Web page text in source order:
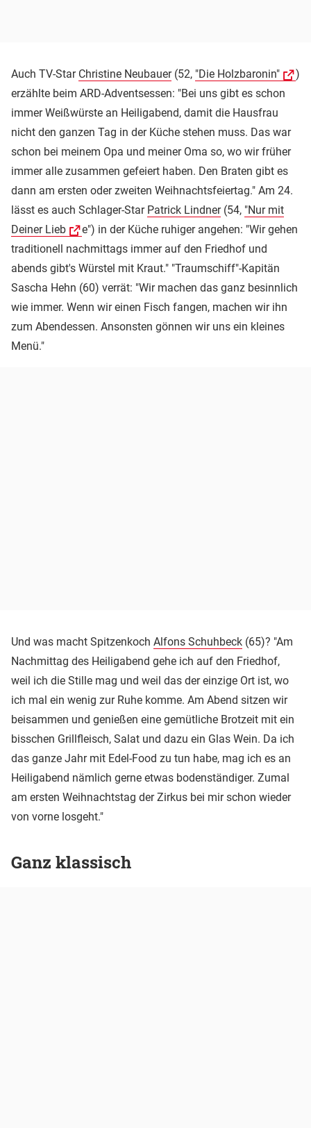
Auch TV-Star Christine Neubauer(52, "Die Holzbaronin"
)
erzählte beim ARD-Adventsessen: "Bei uns gibt es schon
immer Weißwürste an Heiligabend, damit die Hausfrau
nicht den ganzen Tag in der Küche stehen muss. Das war
schon bei meinem Opa und meiner Oma so, wo wir früher
immer alle zusammen gefeiert haben. Den Braten gibt es
dann am ersten oder zweiten Weihnachtsfeiertag." Am 24.
lässt es auch Schlager-Star Patrick Lindner(54, "Nur mit
Deiner Lieb
e") in der Küche ruhiger angehen: "Wir gehen
traditionell nachmittags immer auf den Friedhof und
abends gibt's Würstel mit Kraut." "Traumschiff"-Kapitän
Sascha Hehn (60) verrät: "Wir machen das ganz besinnlich
wie immer. Wenn wir einen Fisch fangen, machen wir ihn
zum Abendessen. Ansonsten gönnen wir uns ein kleines
Menü."
Und was macht Spitzenkoch Alfons Schuhbeck (65)? "Am
Nachmittag des Heiligabend gehe ich auf den Friedhof,
weil ich die Stille mag und weil das der einzige Ort ist, wo
ich mal ein wenig zur Ruhe komme. Am Abend sitzen wir
beisammen und genießen eine gemütliche Brotzeit mit ein
bisschen Grillfleisch, Salat und dazu ein Glas Wein. Da ich
das ganze Jahr mit Edel-Food zu tun habe, mag ich es an
Heiligabend nämlich gerne etwas bodenständiger. Zumal
am ersten Weihnachtstag der Zirkus bei mir schon wieder
von vorne losgeht."
Ganz klassisch